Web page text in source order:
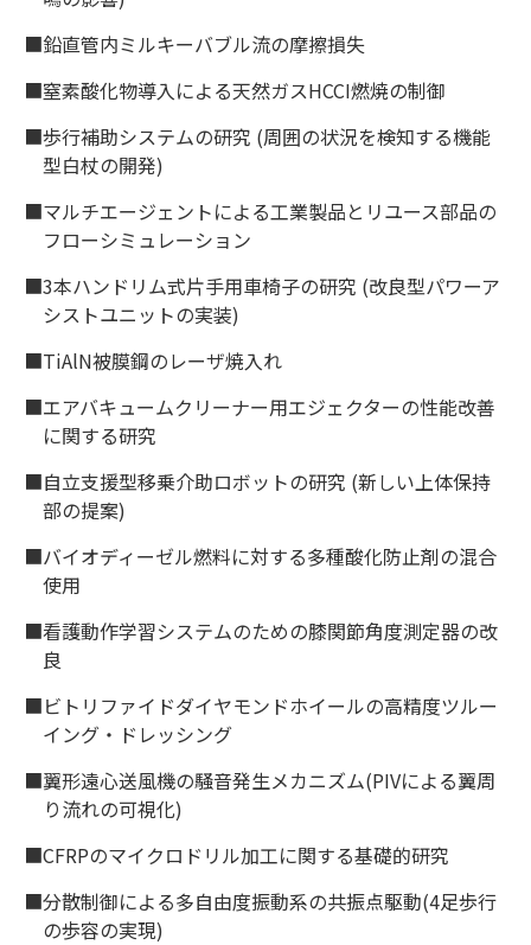
■鉛直管内ミルキーバブル流の摩擦損失
■窒素酸化物導入による天然ガスHCCI燃焼の制御
■歩行補助システムの研究 (周囲の状況を検知する機能
型白杖の開発)
■マルチエージェントによる工業製品とリユース部品の
フローシミュレーション
■3本ハンドリム式片手用車椅子の研究 (改良型パワーア
シストユニットの実装)
■TiAlN被膜鋼のレーザ焼入れ
■エアバキュームクリーナー用エジェクターの性能改善
に関する研究
■自立支援型移乗介助ロボットの研究 (新しい上体保持
部の提案)
■バイオディーゼル燃料に対する多種酸化防止剤の混合
使用
■看護動作学習システムのための膝関節角度測定器の改
良
■ビトリファイドダイヤモンドホイールの高精度ツルー
イング・ドレッシング
■翼形遠心送風機の騒音発生メカニズム(PIVによる翼周
り流れの可視化)
■CFRPのマイクロドリル加工に関する基礎的研究
■分散制御による多自由度振動系の共振点駆動(4足歩行
の歩容の実現)